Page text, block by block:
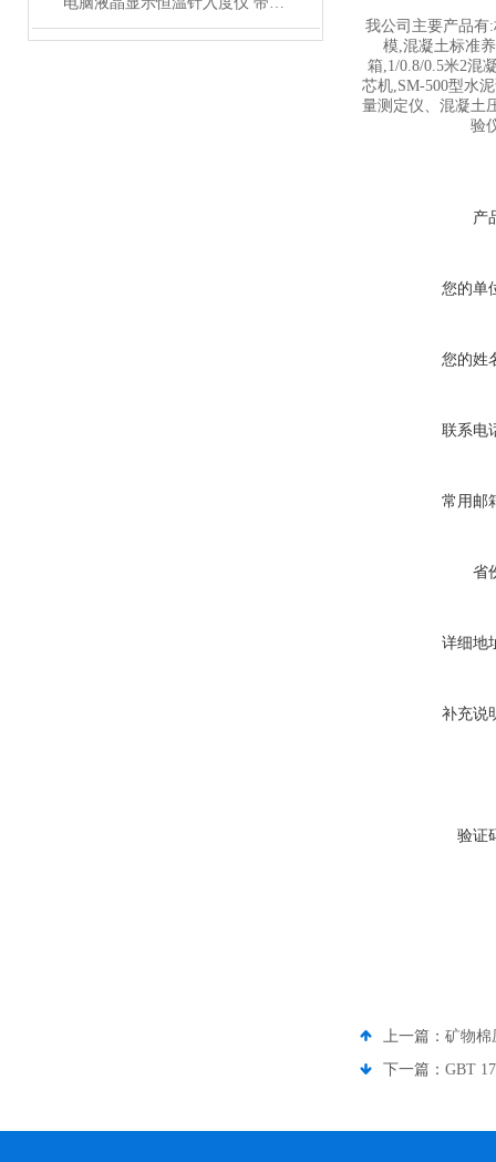
我公司主要产品有
模,混凝土标准
箱,1/0.8/0.5米2混
芯机,SM-500型水
量测定仪、混凝土
验
产
您的单
您的姓
联系电
常用邮
省
详细地
补充说
验证
上一篇： 矿物棉
下一篇： GBT